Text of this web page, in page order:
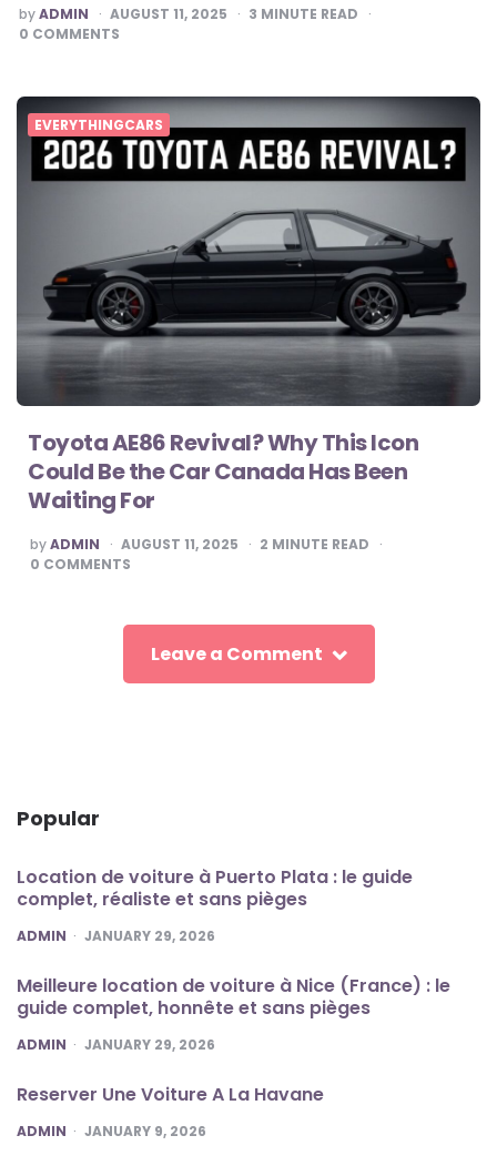
POSTED
BY
byADMIN AUGUST 11, 2025 3 MINUTE READ
0 COMMENTS
EVERYTHINGCARS
Toyota AE86 Revival? Why This Icon
Could Be the Car Canada Has Been
Waiting For
POSTED
BY
byADMIN AUGUST 11, 2025 2 MINUTE READ
0 COMMENTS
Leave a Comment
Popular
Location de voiture à Puerto Plata : le guide
complet, réaliste et sans pièges
POSTED
ADMIN JANUARY 29, 2026
Meilleure location de voiture à Nice (France) : le
guide complet, honnête et sans pièges
POSTED
ADMIN JANUARY 29, 2026
Reserver Une Voiture A La Havane
POSTED
ADMIN JANUARY 9, 2026